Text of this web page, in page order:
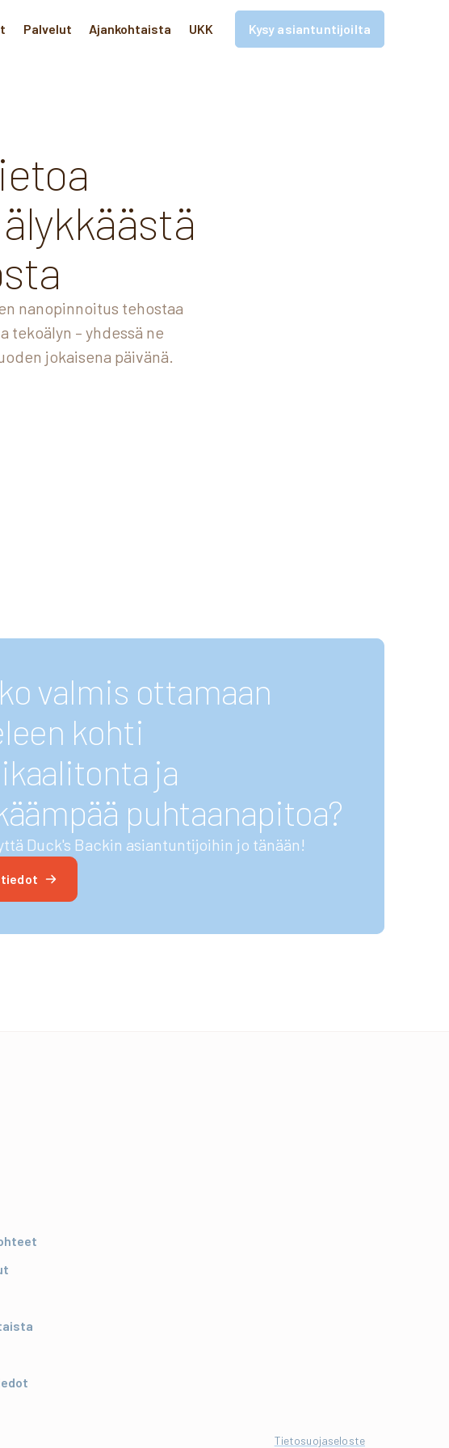
Palvelut Ajankohtaista UKK Kysy asiantuntijoilta
nanopinnoitus tehostaa
tekoälyn – yhdessä ne
jokaisena päivänä.
valmis ottamaan
kohti
ja
puhtaanapitoa?
Duck's Backin asiantuntijoihin jo tänään!
Tietosuojaseloste